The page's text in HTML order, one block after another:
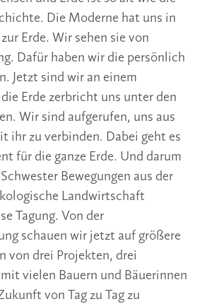
Die Moderne hat uns in
Erde. Wir sehen sie von
Dafür haben wir die persönlich
Jetzt sind wir an einem
Erde zerbricht uns unter den
Wir sind aufgerufen, uns aus
ihr zu verbinden. Dabei geht es
für die ganze Erde. Und darum
Bewegungen aus der
Landwirtschaft
Tagung. Von der
schauen wir jetzt auf größere
von drei Projekten, drei
vielen Bauern und Bäuerinnen
von Tag zu Tag zu